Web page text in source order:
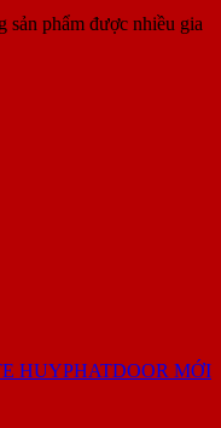
phẩm được nhiều gia